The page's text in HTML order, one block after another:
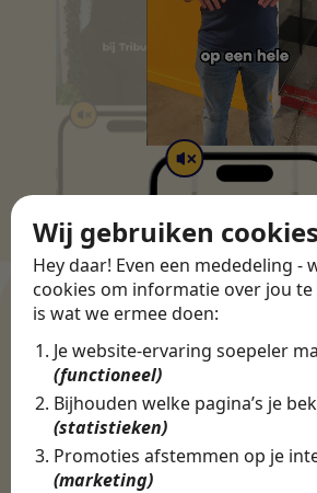
Wij gebruiken cookies
Hey daar! Even een mededeling -
cookies om informatie over jou
is wat we ermee doen:
Je website-ervaring soepeler
(functioneel)
Bijhouden welke pagina’s je
(statistieken)
Promoties afstemmen op je
(marketing)
WERKGEVERS
Ontdek meer